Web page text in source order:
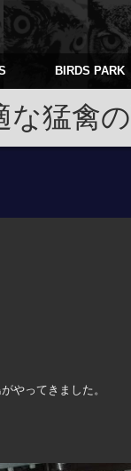
BIRDS PARK
な猛禽
やってきました。